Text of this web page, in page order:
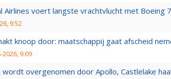
Airlines voert langste vrachtvlucht met Boeing
9:52
knoop door: maatschappij gaat afscheid
2026, 9:09
wordt overgenomen door Apollo, Castlelake